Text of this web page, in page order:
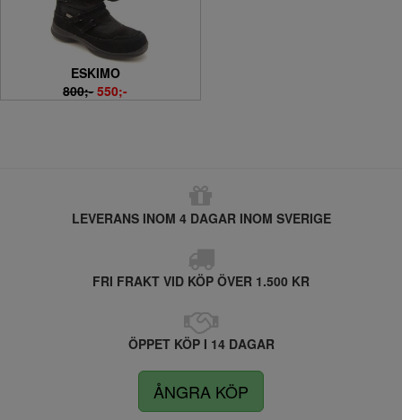
ESKIMO
800;- 550;-
LEVERANS INOM 4 DAGAR INOM SVERIGE
FRI FRAKT VID KÖP ÖVER 1.500 KR
ÖPPET KÖP I 14 DAGAR
ÅNGRA KÖP